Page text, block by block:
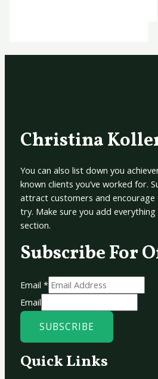
Christina
You can also list down you
known clients you’ve worked for.
attract customers and encourage
try. Make sure you add
section.
Subscribe For
Email *
Email
SUBSCRIBE
Quick Links